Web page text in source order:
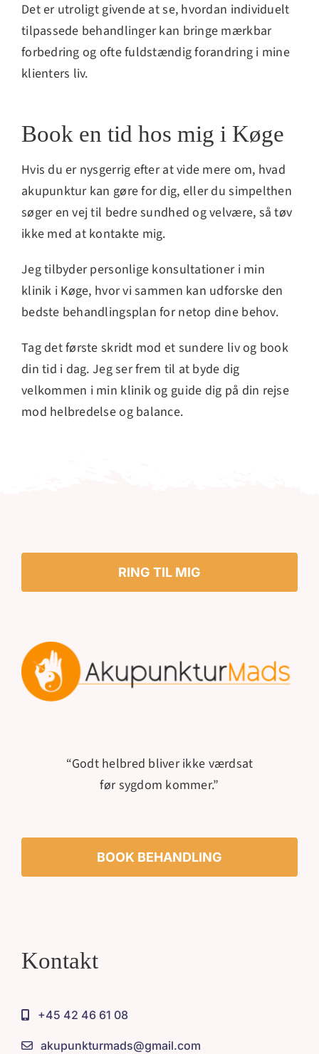
Det er utroligt givende at se, hvordan individuelt
tilpassede behandlinger kan bringe mærkbar
forbedring og ofte fuldstændig forandring i mine
klienters liv.
Book en tid hos mig i Køge
Hvis du er nysgerrig efter at vide mere om, hvad
akupunktur kan gøre for dig, eller du simpelthen
søger en vej til bedre sundhed og velvære, så tøv
ikke med at kontakte mig.
Jeg tilbyder personlige konsultationer i min
klinik i Køge, hvor vi sammen kan udforske den
bedste behandlingsplan for netop dine behov.
Tag det første skridt mod et sundere liv og book
din tid i dag. Jeg ser frem til at byde dig
velkommen i min klinik og guide dig på din rejse
mod helbredelse og balance.
RING TIL MIG
“Godt helbred bliver ikke værdsat
før sygdom kommer.”
BOOK BEHANDLING
Kontakt
+45 42 46 61 08
akupunkturmads@gmail.com